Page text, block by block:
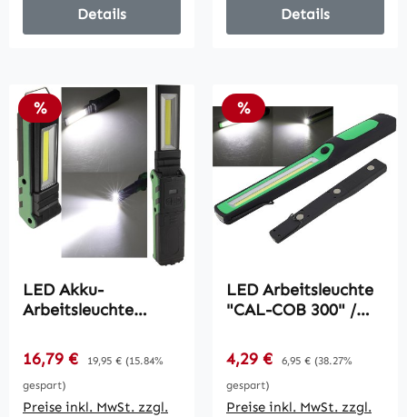
Details Details
Rabatt
%
LED Akku-
Arbeitsleuchte
LiIon Akku,
Magnethalter, 5W,
400lm,IP44
Verkaufspreis:
16,79 € Regulärer Preis:
19,95 € (15.84%
gespart)
Preise inkl. MwSt. zzgl.
Rabatt
%
LED Arbeitsleuchte
"CAL-COB 300" /
Haken, Magnetfuß
Verkaufspreis:
4,29 € Regulärer Preis:
6,95 € (38.27%
gespart)
Preise inkl. MwSt. zzgl.